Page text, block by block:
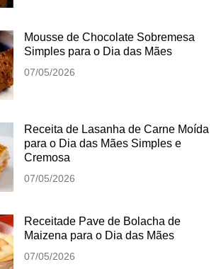
Mousse de Chocolate Sobremesa
Simples para o Dia das Mães
07/05/2026
Receita de Lasanha de Carne Moída
para o Dia das Mães Simples e
Cremosa
07/05/2026
Receitade Pave de Bolacha de
Maizena para o Dia das Mães
07/05/2026